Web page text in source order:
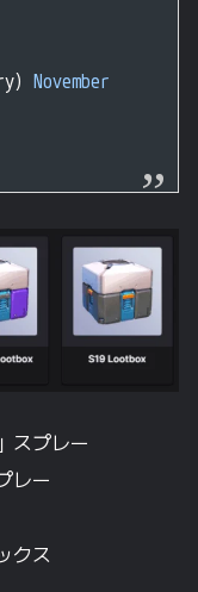
November
スプレー
レー
クス